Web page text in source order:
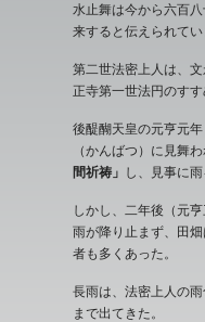
水止舞は今から六百
来すると伝えられてい
第二世法密上人は、
正寺第一世法円のす
後醍醐天皇の元亨元
（かんばつ）に見舞
間祈祷」 し、見事に雨
しかし、二年後（元
雨が降り止まず、田
者も多くあった。
長雨は、法密上人の
まで出てきた。